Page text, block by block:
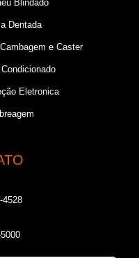
Blindado
Dentada
e Caster
Eletronica
4528